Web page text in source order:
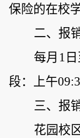
保险的在校学
二、报
每月 1
段：
上午
三、报
花园校